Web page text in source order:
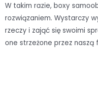
W takim razie, boxy
rozwiązaniem. Wystarczy
rzeczy i zająć się swoimi
one strzeżone przez naszą